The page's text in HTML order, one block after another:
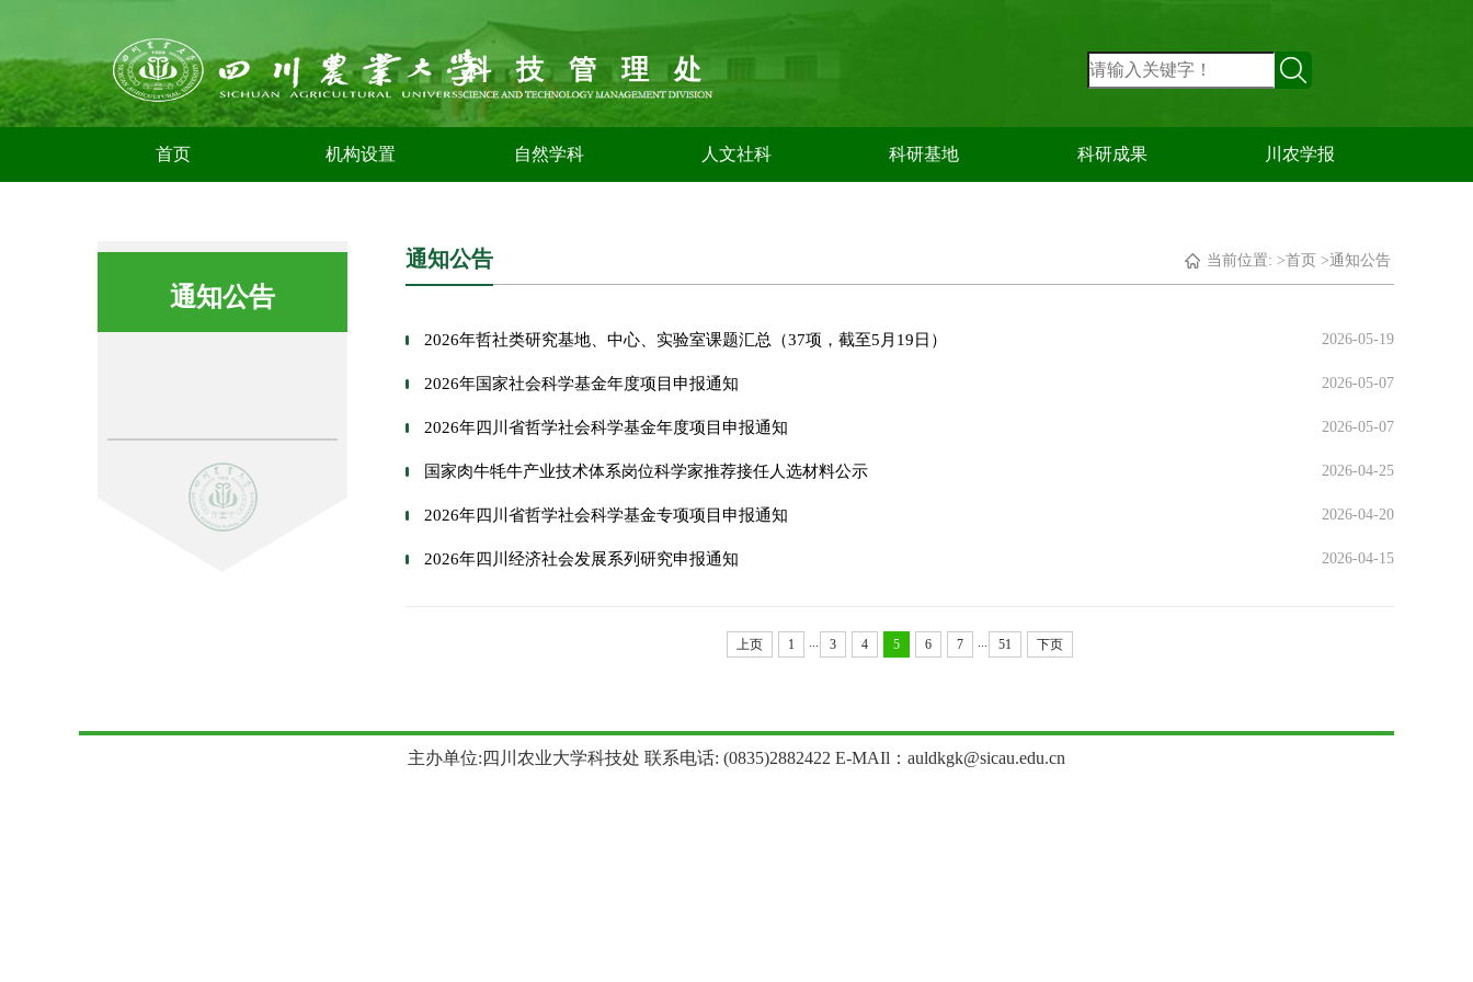
科技管理处
首页 机构设置 自然学科 人文社科 科研基地 科研成果 川农学报
通知公告
通知公告 当前位置: >首页 >通知公告
2026-05-19
2026年哲社类研究基地、中心、实验室课题汇总（37项，截至5月19日）
2026-05-07
2026年国家社会科学基金年度项目申报通知
2026-05-07
2026年四川省哲学社会科学基金年度项目申报通知
2026-04-25
国家肉牛牦牛产业技术体系岗位科学家推荐接任人选材料公示
2026-04-20
2026年四川省哲学社会科学基金专项项目申报通知
2026-04-15
2026年四川经济社会发展系列研究申报通知
上页 1 ... 3 4 5 6 7 ... 51 下页
主办单位:四川农业大学科技处 联系电话: (0835)2882422 E-MAIl：auldkgk@sicau.edu.cn